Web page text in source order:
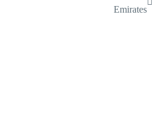
Emirates